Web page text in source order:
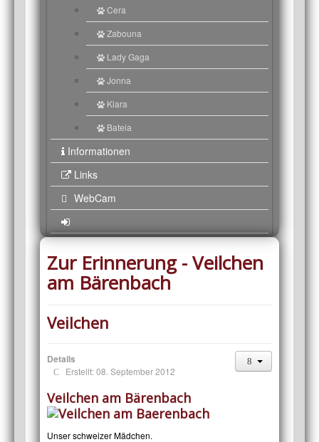
Cera
Zabouna
Lady Gaga
Jonna
Kiara
Bateia
Informationen
Links
WebCam
Zur Erinnerung - Veilchen
am Bärenbach
Veilchen
Details
Erstellt: 08. September 2012
Veilchen am Bärenbach
Unser schweizer Mädchen.